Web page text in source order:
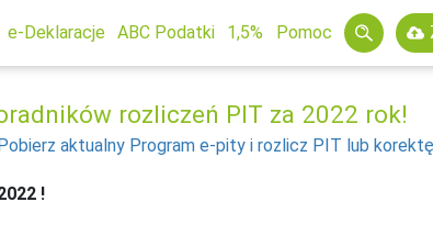
e-Deklaracje ABC Podatki 1,5% Pomoc
rozliczeń PIT za 2022 rok!
aktualny Program e-pity i rozlicz PIT lub
!